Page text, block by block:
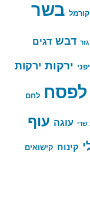
בשר
גזר דבש דגים
יפני ירקות ירקות
לחם
שרי עוגה עוף
קינוח קישואים